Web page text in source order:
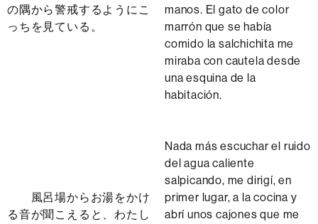
の隅から警戒するようにこ
っちを見ている。
manos. El gato de color
marrón que se había
comido la salchichita me
miraba con cautela desde
una esquina de la
habitación.
風呂場からお湯をかけ
る音が聞こえると、わたし
Nada más escuchar el ruido
del agua caliente
salpicando, me dirigí, en
primer lugar, a la cocina y
abrí unos cajones que me